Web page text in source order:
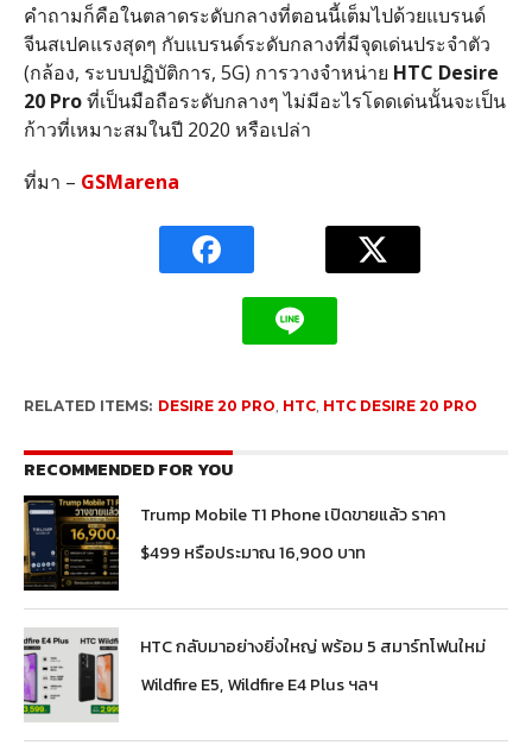
คำถามก็คือในตลาดระดับกลางที่ตอนนี้เต็มไปด้วยแบรนด์
จีนสเปคแรงสุดๆ กับแบรนด์ระดับกลางที่มีจุดเด่นประจำตัว
(กล้อง, ระบบปฏิบัติการ, 5G) การวางจำหน่าย HTC Desire
20 Proที่เป็นมือถือระดับกลางๆ ไม่มีอะไรโดดเด่นนั้นจะเป็น
ก้าวที่เหมาะสมในปี 2020 หรือเปล่า
ที่มา – GSMarena
RELATED ITEMS: DESIRE 20 PRO HTC, HTC DESIRE 20 PRO
RECOMMENDED FOR YOU
Trump Mobile T1 Phone เปิดขายแล้ว ราคา
$499 หรือประมาณ 16,900 บาท
HTC กลับมาอย่างยิ่งใหญ่ พร้อม 5 สมาร์ทโฟนใหม่
Wildfire E5, Wildfire E4 Plus ฯลฯ